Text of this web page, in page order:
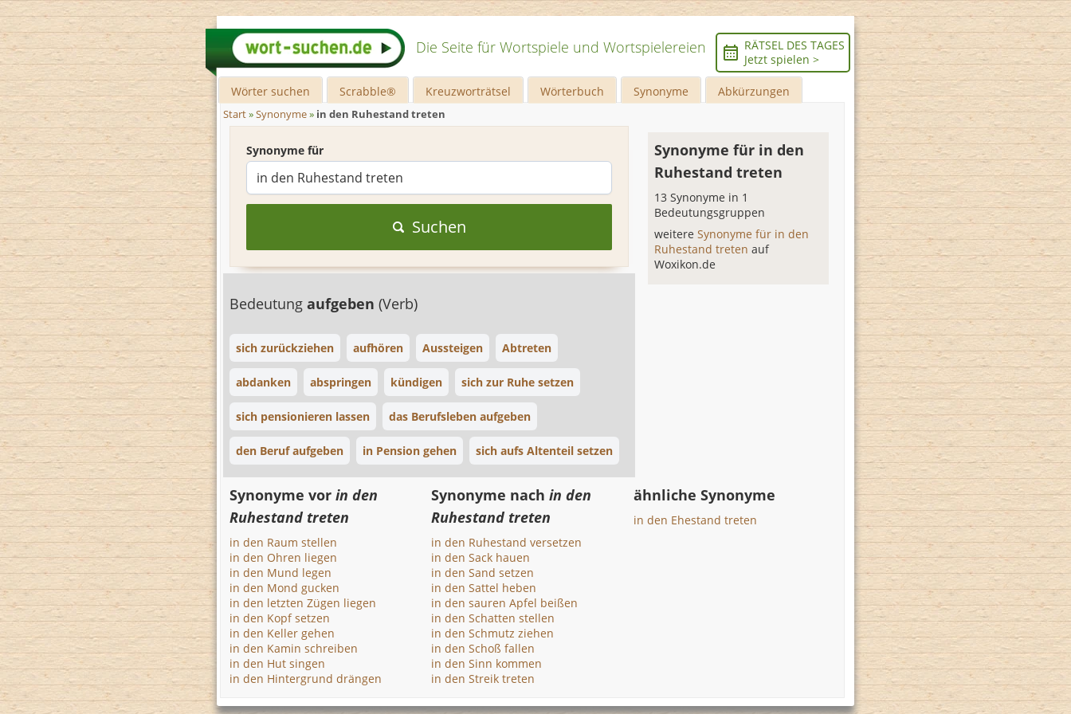
Die Seite für Wortspiele und Wortspielereien
RÄTSEL DES TAGES
Jetzt spielen >
Wörter suchen Scrabble® Kreuzworträtsel Wörterbuch Synonyme Abkürzungen
Start»Synonyme» in den Ruhestand treten
Synonyme für
Suchen
Bedeutung aufgeben (Verb)
sich zurückziehen aufhören Aussteigen Abtreten
abdanken abspringen kündigen sich zur Ruhe setzen
sich pensionieren lassen das Berufsleben aufgeben
den Beruf aufgeben in Pension gehen sich aufs Altenteil setzen
Synonyme für in den
Ruhestand treten
13 Synonyme in 1
Bedeutungsgruppen
weitereSynonyme für in den
Ruhestand tretenauf
Woxikon.de
Synonyme vor in den
Ruhestand treten
in den Raum stellen
in den Ohren liegen
in den Mund legen
in den Mond gucken
in den letzten Zügen liegen
in den Kopf setzen
in den Keller gehen
in den Kamin schreiben
in den Hut singen
in den Hintergrund drängen
Synonyme nachin den
Ruhestand treten
in den Ruhestand versetzen
in den Sack hauen
in den Sand setzen
in den Sattel heben
in den sauren Apfel beißen
in den Schatten stellen
in den Schmutz ziehen
in den Schoß fallen
in den Sinn kommen
in den Streik treten
ähnliche Synonyme
in den Ehestand treten